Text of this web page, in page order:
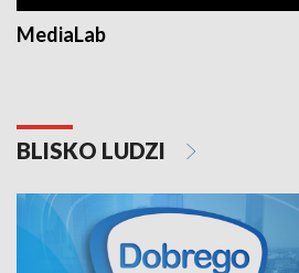
MediaLab
BLISKO LUDZI